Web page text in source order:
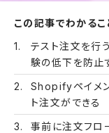
この記事でわかるこ
テスト注文を行
験の低下を防止
Shopifyペイメ
ト注文ができる
事前に注文フロ